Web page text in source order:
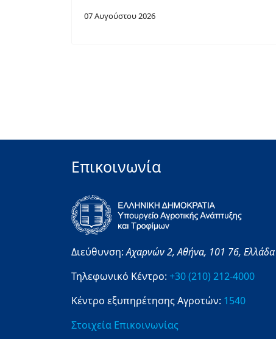
07 Αυγούστου 2026
Επικοινωνία
Διεύθυνση:Αχαρνών 2,Αθήνα, 101 76, Ελλάδα
Τηλεφωνικό Κέντρο: +30 (210) 212-4000
Κέντρο εξυπηρέτησης Αγροτών: 1540
Στοιχεία Επικοινωνίας